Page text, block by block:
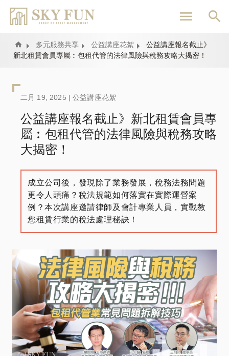
內
容
Home 多元服務共享 公益講座花絮
公益講座報名截止》
新北租賃會員專屬︰包租代管的法律風險與稅務攻略大揭密！
二月 19, 2025 |公益講座花絮
公益講座報名截止》新北租賃會員專
屬︰包租代管的法律風險與稅務攻略
大揭密！
成立公司後，發現除了業務發展，稅務法務問題
更令人頭痛？稅法規範如何落實在實際運營案
例？本次講座邀請律師及會計專業人員，實戰教
您租賃行業的稅法處理秘訣！